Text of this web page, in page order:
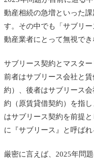
まとめ
動産相続の急増といった
す。その中でも「サブリ
動産業者にとって無視でき
サブリース契約とマスタ
前者はサブリース会社と
約）、後者はサブリース
約（原賃貸借契約）を指
はサブリース契約を前提
に『サブリース』と呼ばれ
厳密に言えば、2025年問